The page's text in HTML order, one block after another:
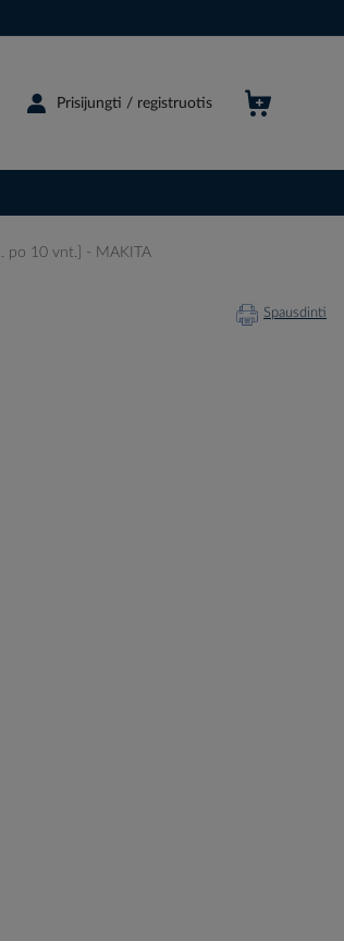
Prisijungti / registruotis
po 10 vnt.] - MAKITA
Spausdinti